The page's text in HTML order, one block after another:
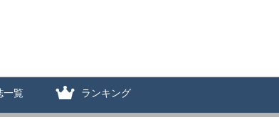
一覧 ランキング